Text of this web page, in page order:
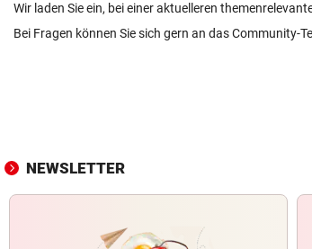
Wir laden Sie ein, bei einer aktuelleren
Bei Fragen können Sie sich gern an das Community-
NEWSLETTER